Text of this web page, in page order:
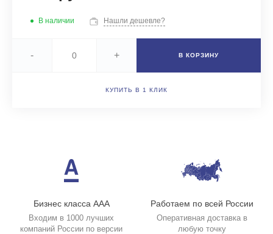
В наличии Нашли дешевле?
- + В КОРЗИНУ
КУПИТЬ В 1 КЛИК
Бизнес класса ААА
Входим в 1000 лучших
компаний России по версии
Работаем по всей России
Оперативная доставка в
любую точку